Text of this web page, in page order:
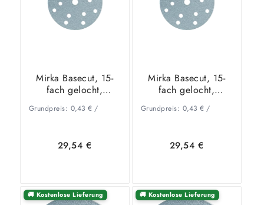
Mirka Basecut, 15-
fach gelocht,
Ø150mm, P40
Grundpreis: 0,43 €/
29,54 €
Mirka Basecut, 15-
fach gelocht,
Ø150mm, P60
Grundpreis: 0,43 €/
29,54 €
🚚 Kostenlose Lieferung 🚚 Kostenlose Lieferung